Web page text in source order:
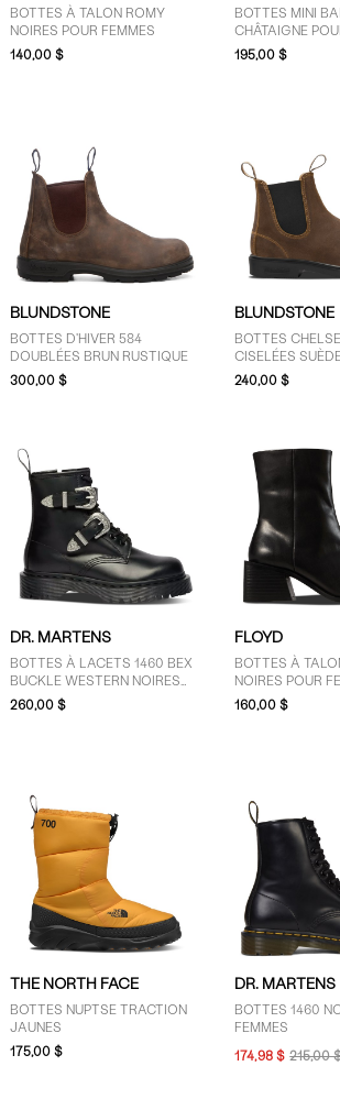
BOTTES À TALON ROMY
NOIRES POUR FEMMES
140,00 $
BOTTES MINI
CHÂTAIGNE
195,00 $
BLUNDSTONE
BOTTES D'HIVER 584
DOUBLÉES BRUN RUSTIQUE
300,00 $
BLUNDSTONE
BOTTES
CISELÉES
240,00 $
DR. MARTENS
BOTTES À LACETS 1460 BEX
BUCKLE WESTERN NOIRES
POUR FEMMES
260,00 $
FLOYD
BOTTES À
NOIRES POUR
160,00 $
THE NORTH FACE
BOTTES NUPTSE TRACTION
JAUNES
175,00 $
DR. MARTENS
BOTTES 1460
FEMMES
174,98 $ 215,00